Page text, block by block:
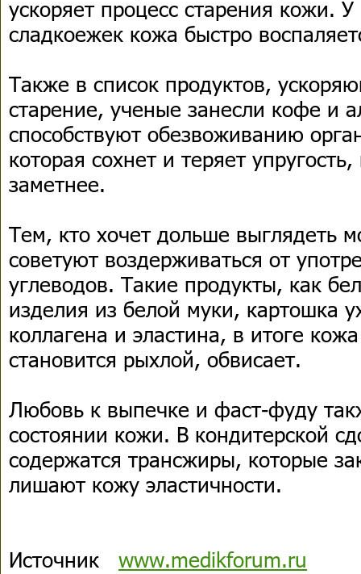
ускоряет процесс старения кожи.
сладкоежек кожа быстро
Также в список продуктов,
старение, ученые занесли кофе и
способствуют обезвоживанию
которая сохнет и теряет
заметнее.
Тем, кто хочет дольше выглядеть
советуют воздерживаться от
углеводов. Такие продукты, как
изделия из белой муки, картошка
коллагена и эластина, в итоге
становится рыхлой, обвисает.
Любовь к выпечке и фаст-фуду
состоянии кожи. В кондитерской
содержатся трансжиры, которые
лишают кожу эластичности.
Источник www.medikforum.ru